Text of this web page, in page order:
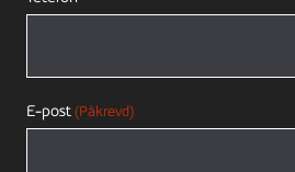
E-post (Påkrevd)